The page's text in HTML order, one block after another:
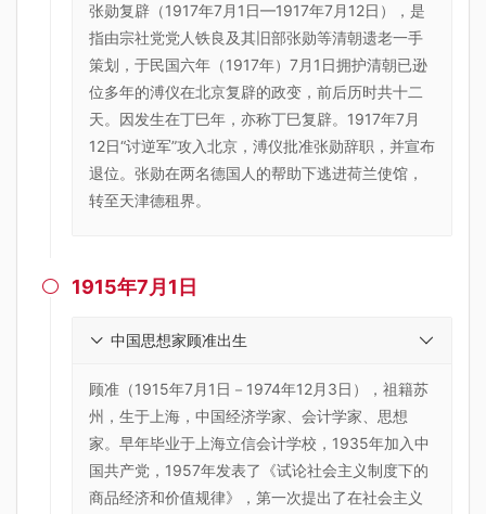
张勋复辟（1917年7月1日—1917年7月12日），是
指由宗社党党人铁良及其旧部张勋等清朝遗老一手
策划，于民国六年（1917年）7月1日拥护清朝已逊
位多年的溥仪在北京复辟的政变，前后历时共十二
天。因发生在丁巳年，亦称丁巳复辟。1917年7月
12日“讨逆军”攻入北京，溥仪批准张勋辞职，并宣布
退位。张勋在两名德国人的帮助下逃进荷兰使馆，
转至天津德租界。
 1915年7月1日
中国思想家顾准出生
顾准（1915年7月1日－1974年12月3日），祖籍苏
州，生于上海，中国经济学家、会计学家、思想
家。早年毕业于上海立信会计学校，1935年加入中
国共产党，1957年发表了《试论社会主义制度下的
商品经济和价值规律》，第一次提出了在社会主义